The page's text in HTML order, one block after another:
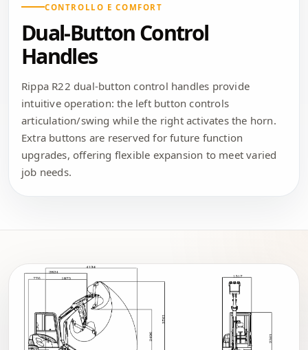
CONTROLLO E COMFORT
Dual-Button Control
Handles
Rippa R22 dual-button control handles provide
intuitive operation: the left button controls
articulation/swing while the right activates the horn.
Extra buttons are reserved for future function
upgrades, offering flexible expansion to meet varied
job needs.